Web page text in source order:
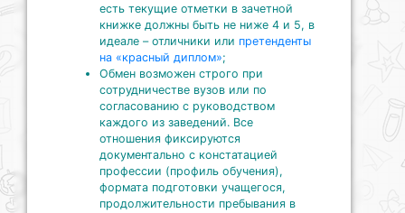
есть текущие отметки в зачетной
книжке должны быть не ниже 4 и 5, в
идеале – отличники или претенденты
на «красный диплом»;
Обмен возможен строго при
сотрудничестве вузов или по
согласованию с руководством
каждого из заведений. Все
отношения фиксируются
документально с констатацией
профессии (профиль обучения),
формата подготовки учащегося,
продолжительности пребывания в